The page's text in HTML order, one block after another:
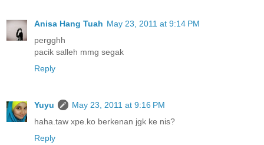
Anisa Hang Tuah May 23, 2011 at 9:14 PM
pergghh
pacik salleh mmg segak
Reply
Yuyu
May 23, 2011 at 9:16 PM
haha.taw xpe.ko berkenan jgk ke nis?
Reply